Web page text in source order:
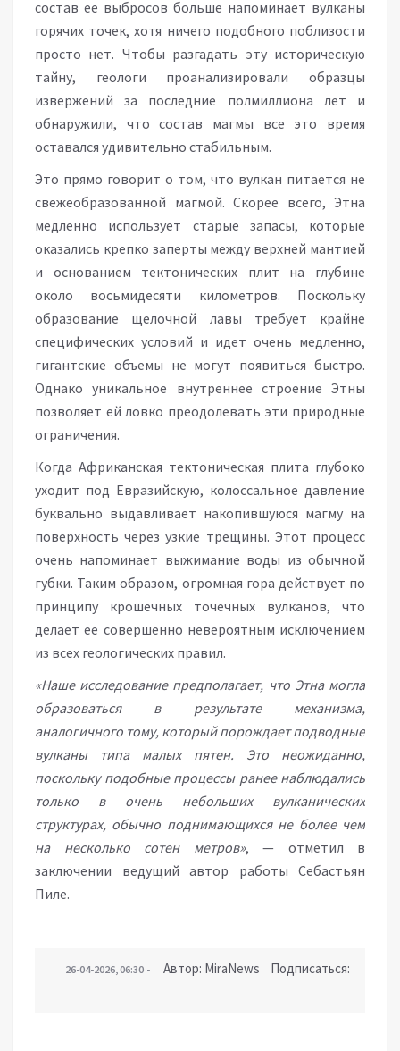
состав ее выбросов больше напоминает вулканы
горячих точек, хотя ничего подобного поблизости
просто нет. Чтобы разгадать эту историческую
тайну, геологи проанализировали образцы
извержений за последние полмиллиона лет и
обнаружили, что состав магмы все это время
оставался удивительно стабильным.
Это прямо говорит о том, что вулкан питается не
свежеобразованной магмой. Скорее всего, Этна
медленно использует старые запасы, которые
оказались крепко заперты между верхней мантией
и основанием тектонических плит на глубине
около восьмидесяти километров. Поскольку
образование щелочной лавы требует крайне
специфических условий и идет очень медленно,
гигантские объемы не могут появиться быстро.
Однако уникальное внутреннее строение Этны
позволяет ей ловко преодолевать эти природные
ограничения.
Когда Африканская тектоническая плита глубоко
уходит под Евразийскую, колоссальное давление
буквально выдавливает накопившуюся магму на
поверхность через узкие трещины. Этот процесс
очень напоминает выжимание воды из обычной
губки. Таким образом, огромная гора действует по
принципу крошечных точечных вулканов, что
делает ее совершенно невероятным исключением
из всех геологических правил.
«Наше исследование предполагает, что Этна могла
образоваться в результате механизма,
аналогичного тому, который порождает подводные
вулканы типа малых пятен. Это неожиданно,
поскольку подобные процессы ранее наблюдались
только в очень небольших вулканических
структурах, обычно поднимающихся не более чем
на несколько сотен метров», — отметил в
заключении ведущий автор работы Себастьян
Пиле.
26-04-2026, 06:30 Автор: MiraNews Подписаться: